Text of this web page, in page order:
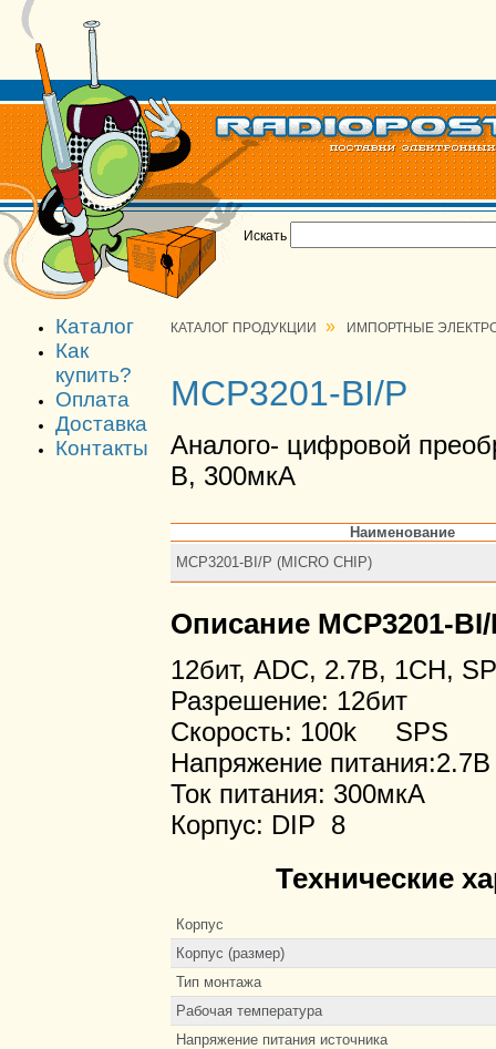
Искать
Каталог
Как
купить?
Оплата
Доставка
Контакты
КАТАЛОГ ПРОДУКЦИИ » ИМПОРТНЫЕ
MCP3201-BI/P
Аналого- цифровой
В, 300мкА
Наименование
MCP3201-BI/P (MICRO CHIP)
Описание MCP3201-BI/
12бит, ADC, 2.7В, 1CH,
Разрешение: 12бит
Скорость: 100k SPS
Напряжение
Ток питания: 300мкА
Корпус: DIP 8
Технические
Корпус
Корпус (размер)
Тип монтажа
Рабочая температура
Напряжение питания источника